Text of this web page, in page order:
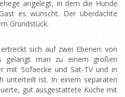
angelegt, in dem die Hunde
es wünscht. Der überdachte
Grundstück.
sich auf zwei Ebenen: von
gelangt man zu einem großen
mit Sofaecke und Sat-TV und in
unterteilt ist. In einem separaten
gut ausgestattete Küche mit